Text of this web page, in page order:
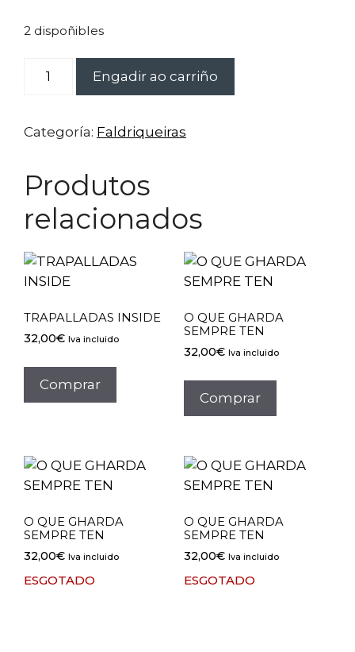
2 dispoñibles
Engadir ao carriño
Categoría: Faldriqueiras
Produtos
relacionados
TRAPALLADAS INSIDE
32,00€ Iva incluido
Comprar
O QUE GHARDA
SEMPRE TEN
32,00€ Iva incluido
Comprar
O QUE GHARDA
SEMPRE TEN
32,00€ Iva incluido
ESGOTADO
O QUE GHARDA
SEMPRE TEN
32,00€ Iva incluido
ESGOTADO